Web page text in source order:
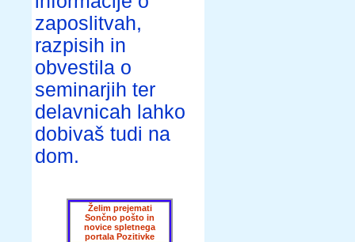
zaposlitvah,
razpisih in
obvestila o
seminarjih ter
delavnicah lahko
dobivaš tudi na
dom.
Želim prejemati
Sončno pošto in
novice spletnega
portala Pozitivke